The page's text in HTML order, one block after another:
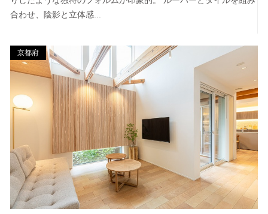
合わせ、陰影と立体感...
京都府